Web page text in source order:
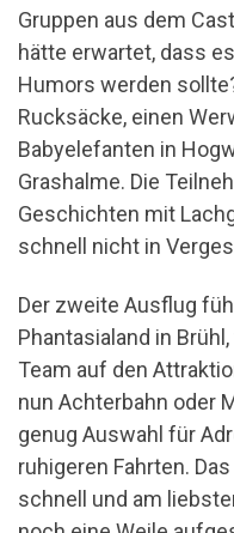
Gruppen aus dem
hätte erwartet, dass
Humors werden
Rucksäcke, einen
Babyelefanten in
Grashalme. Die
Geschichten mit
schnell nicht in
Der zweite Ausflug
Phantasialand in
Team auf den
nun Achterbahn oder
genug Auswahl für
ruhigeren Fahrten.
schnell und am